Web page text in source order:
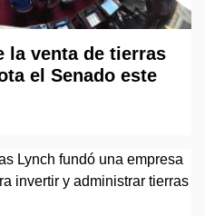
la venta de tierras
el Senado este